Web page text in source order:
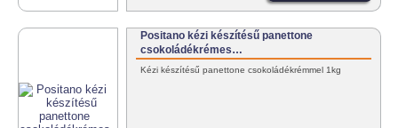
Positano kézi készítésű panettone
csokoládékrémes…
Kézi készítésű panettone csokoládékrémmel 1kg